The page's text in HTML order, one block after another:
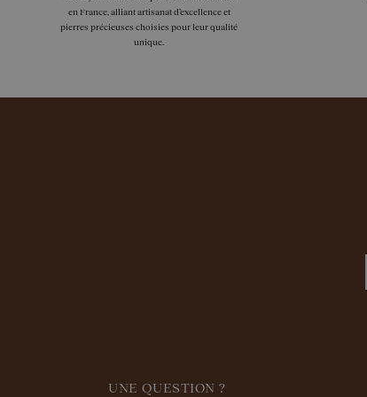
en France, alliant artisanat d’excellence et
pierres précieuses choisies pour leur qualité
unique.
UNE QUESTION ?